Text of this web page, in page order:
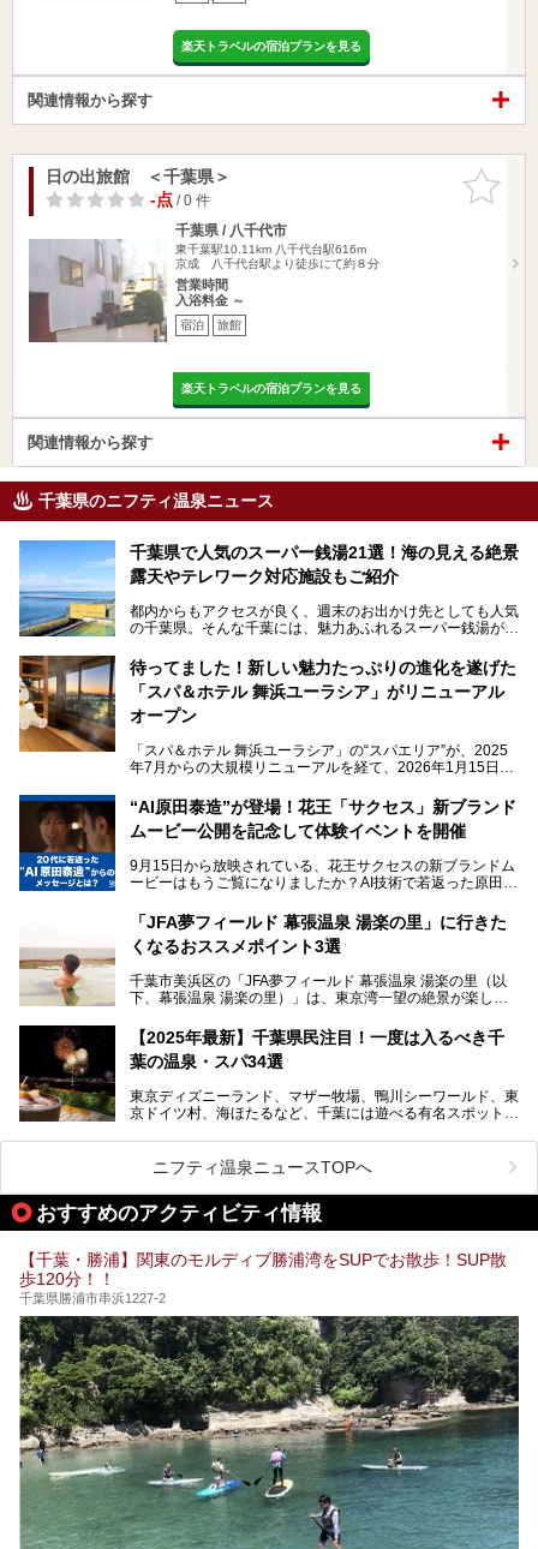
楽天トラベルの宿泊プランを見る
関連情報から探す
お気に入
りに追加
日の出旅館 ＜千葉県＞
-点/ 0 件
千葉県 / 八千代市
東千葉駅10.11km 八千代台駅616m
京成 八千代台駅より徒歩にて約８分
営業時間
入浴料金 ～
宿泊 旅館
楽天トラベルの宿泊プランを見る
関連情報から探す
千葉県のニフティ温泉ニュース
千葉県で人気のスーパー銭湯21選！海の見える絶景
露天やテレワーク対応施設もご紹介
都内からもアクセスが良く、週末のお出かけ先としても人気
の千葉県。そんな千葉には、魅力あふれるスーパー銭湯がた
「サウナでしっかりととのいたい」「海が見える絶景で非日
常を味わいたい」「子連れでも気兼ねなく1日過ごした
い」。
そんな多様なニーズに応える施設が揃っているため、その日
の目的に合った施設がきっと見つかるはずです。
さらに最近では、24時間営業で深夜まで滞在できる施設
や、テレワーク・コワーキングスペースを備えた仕事もでき
るスパも増えており、ただの入浴施設にとどまらない進化を
本記事では、人気スーパー銭湯から絶景施設、コワーキング
スペースや休憩スペースが充実した施設、子連れファミリー
向けの施設など、目的に合わせたおすすめの施設を紹介しま
す。
ださい。
待ってました！新しい魅力たっぷりの進化を遂げた
「スパ＆ホテル 舞浜ユーラシア」がリニューアル
オープン
「スパ＆ホテル 舞浜ユーラシア」の“スパエリア”が、2025
年7月からの大規模リニューアルを経て、2026年1月15日
新設エリアや生まれ変わった浴場・サウナの魅力を、人気キ
ャラクター「ユーラシわん」と一緒にご紹介します。必見の
───
提供元：SPA＆HOTEL舞浜ユーラシア【PR】
です。
“AI原田泰造”が登場！花王「サクセス」新ブランド
ムービー公開を記念して体験イベントを開催
9月15日から放映されている、花王サクセスの新ブランドム
ービーはもうご覧になりましたか？AI技術で若返った原田泰
伝えるムービーです。公開を記念して、スパメッツァおおた
か竜泉寺の湯にて体験イベントを開催。花王サクセスの製品
が無料で試せるチャンスです！
提供元：花王株式会社【PR】
この記事は花王株式会社商品のPRレポート記事です。
「JFA夢フィールド 幕張温泉 湯楽の里」に行きた
くなるおススメポイント3選
千葉市美浜区の「JFA夢フィールド 幕張温泉 湯楽の里（以
下、幕張温泉 湯楽の里）」は、東京湾一望の絶景が楽しめ
設備も天然温泉の露天風呂、サウナ、岩盤浴のほか、高濃度
炭酸泉、海の見えるお休み処や食事処、展望抜群の屋上ま
で、年代を問わずたっぷり楽しめます。
今回は人気のこの施設の中でも、特におススメしたい3つの
ポイントについて厳選してお届けします。読めばきっと、行
【2025年最新】千葉県民注目！一度は入るべき千
葉の温泉・スパ34選
東京ディズニーランド、マザー牧場、鴨川シーワールド、東
京ドイツ村、海ほたるなど、千葉には遊べる有名スポットが
県で生まれ、千葉県で育ち、つい最近まで千葉在住だった私
がお勧めする、一度は入るべき千葉の温泉・スパ34選をま
とめました。
ニフティ温泉ニュースTOPへ
おすすめのアクティビティ情報
【千葉・勝浦】関東のモルディブ勝浦湾をSUPでお散歩！SUP散
歩120分！！
千葉県勝浦市串浜1227-2